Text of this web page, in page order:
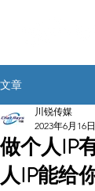
文章
做个人IP
人IP能给
川锐传媒
2023年6月16日